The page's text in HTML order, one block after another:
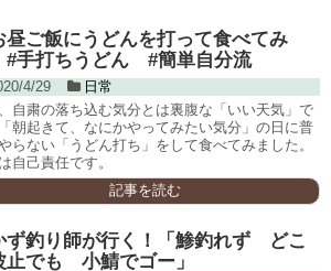
昼ご飯にうどんを打って食べてみ
#手打ちうどん #簡単自分流
4/29
日常
自粛の落ち込む気分とは裏腹な「いい天気」で
朝起きて、なにかやってみたい気分」の日に普
らない「うどん打ち」をして食べてみました。
自己責任です。
記事を読む
ず釣り師が行く！「鯵釣れず どこ
止でも 小鯖でゴー」